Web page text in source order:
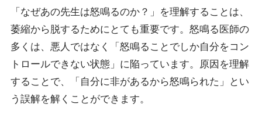
「なぜあの先生は怒鳴るのか？」を理解することは、
萎縮から脱するためにとても重要です。怒鳴る医師の
多くは、悪人ではなく「怒鳴ることでしか自分をコン
トロールできない状態」に陥っています。原因を理解
することで、「自分に非があるから怒鳴られた」とい
う誤解を解くことができます。